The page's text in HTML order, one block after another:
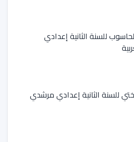
للسنة الثانية إعدادي
للسنة الثانية إعدادي مرشدي